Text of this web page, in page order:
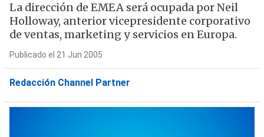
La dirección de EMEA será ocupada por Neil
Holloway, anterior vicepresidente corporativo
de ventas, marketing y servicios en Europa.
Publicado el 21 Jun 2005
Redacción Channel Partner